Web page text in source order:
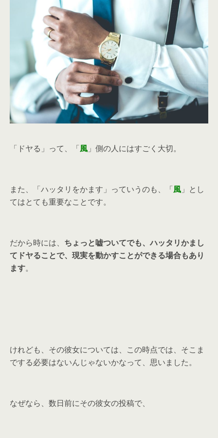
「ドヤる」って、「風 」側の人にはすごく大切。
また、「ハッタリをかます」っていうのも、「風 」とし
てはとても重要なことです。
だから時には、 ちょっと嘘ついてでも、ハッタリかまし
てドヤることで、現実を動かすことができる場合もあり
ます。
けれども、その彼女については、この時点では、そこま
でする必要はないんじゃないかなって、思いました。
なぜなら、数日前にその彼女の投稿で、